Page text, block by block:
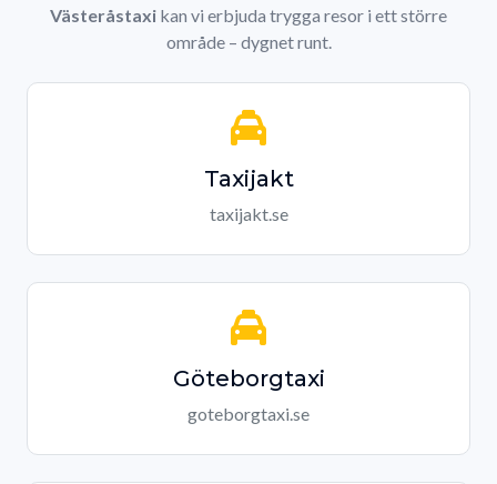
Västeråstaxi kan vi erbjuda trygga resor i ett större
område – dygnet runt.
Taxijakt
taxijakt.se
Göteborgtaxi
goteborgtaxi.se